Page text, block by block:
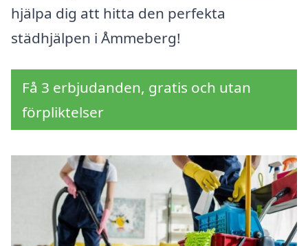
hjälpa dig att hitta den perfekta
städhjälpen i Åmmeberg!
Få 3 erbjudanden, gratis och utan
förpliktelser